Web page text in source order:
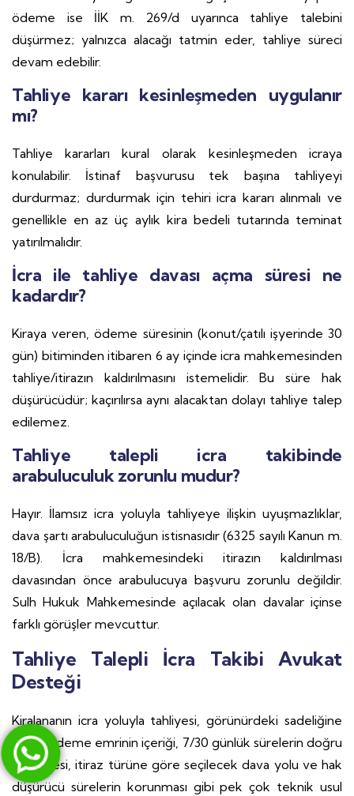
ödeme ise İİK m. 269/d uyarınca tahliye talebini
düşürmez; yalnızca alacağı tatmin eder, tahliye süreci
devam edebilir.
Tahliye kararı kesinleşmeden uygulanır
mı?
Tahliye kararları kural olarak kesinleşmeden icraya
konulabilir. İstinaf başvurusu tek başına tahliyeyi
durdurmaz; durdurmak için tehiri icra kararı alınmalı ve
genellikle en az üç aylık kira bedeli tutarında teminat
yatırılmalıdır.
İcra ile tahliye davası açma süresi ne
kadardır?
Kiraya veren, ödeme süresinin (konut/çatılı işyerinde 30
gün) bitiminden itibaren 6 ay içinde icra mahkemesinden
tahliye/itirazın kaldırılmasını istemelidir. Bu süre hak
düşürücüdür; kaçırılırsa aynı alacaktan dolayı tahliye talep
edilemez.
Tahliye talepli icra takibinde
arabuluculuk zorunlu mudur?
Hayır. İlamsız icra yoluyla tahliyeye ilişkin uyuşmazlıklar,
dava şartı arabuluculuğun istisnasıdır (6325 sayılı Kanun m.
18/B). İcra mahkemesindeki itirazın kaldırılması
davasından önce arabulucuya başvuru zorunlu değildir.
Sulh Hukuk Mahkemesinde açılacak olan davalar içinse
farklı görüşler mevcuttur.
Tahliye Talepli İcra Takibi Avukat
Desteği
Kiralananın icra yoluyla tahliyesi, görünürdeki sadeliğine
karşın ödeme emrinin içeriği, 7/30 günlük sürelerin doğru
işletilmesi, itiraz türüne göre seçilecek dava yolu ve hak
düşürücü sürelerin korunması gibi pek çok teknik usul